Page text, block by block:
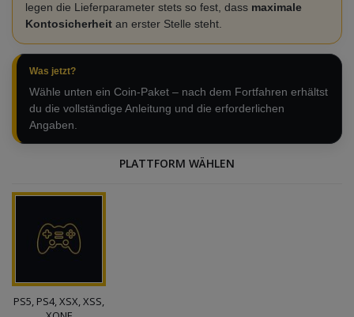
legen die Lieferparameter stets so fest, dass maximale
Kontosicherheit an erster Stelle steht.
Was jetzt?
Wähle unten ein Coin-Paket – nach dem Fortfahren erhältst
du die vollständige Anleitung und die erforderlichen
Angaben.
PLATTFORM WÄHLEN
PS5, PS4, XSX, XSS,